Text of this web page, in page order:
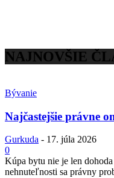
NAJNOVŠIE
Bývanie
Najčastejšie právne
Gurkuda - 17. júla 2026
0
Kúpa bytu nie je len
nehnuteľnosti sa právny